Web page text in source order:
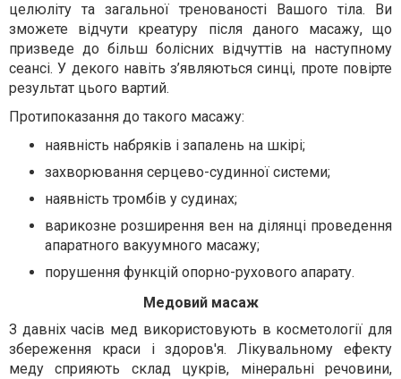
целюліту та загальної тренованості Вашого тіла. Ви
зможете відчути креатуру після даного масажу, що
призведе до більш болісних відчуттів на наступному
сеансі. У декого навіть з’являються синці, проте повірте
результат цього вартий.
Протипоказання до такого масажу:
наявність набряків і запалень на шкірі;
захворювання серцево-судинної системи;
наявність тромбів у судинах;
варикозне розширення вен на ділянці проведення
апаратного вакуумного масажу;
порушення функцій опорно-рухового апарату.
Медовий масаж
З давніх часів мед використовують в косметології для
збереження краси і здоров'я. Лікувальному ефекту
меду сприяють склад цукрів, мінеральні речовини,